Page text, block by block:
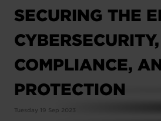
SECURING THE
CYBERSECURITY,
COMPLIANCE,
PROTECTION
Tuesday 19 Sep 2023